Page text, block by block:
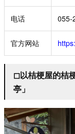
电话 055-
官方网站
◻︎以桔梗屋的桔
亭」